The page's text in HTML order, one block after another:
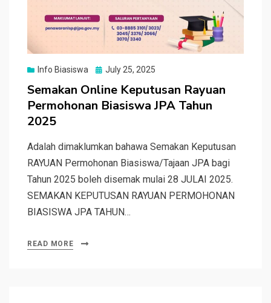
Info Biasiswa
Posted
July 25, 2025
Semakan Online Keputusan Rayuan
Permohonan Biasiswa JPA Tahun
2025
Adalah dimaklumkan bahawa Semakan Keputusan
RAYUAN Permohonan Biasiswa/Tajaan JPA bagi
Tahun 2025 boleh disemak mulai 28 JULAI 2025.
SEMAKAN KEPUTUSAN RAYUAN PERMOHONAN
BIASISWA JPA TAHUN…
READ MORE